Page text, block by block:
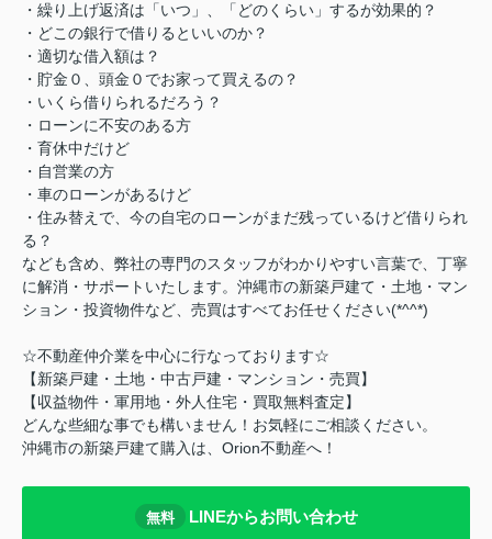
・繰り上げ返済は「いつ」、「どのくらい」するが効果的？
・どこの銀行で借りるといいのか？
・適切な借入額は？
・貯金０、頭金０でお家って買えるの？
・いくら借りられるだろう？
・ローンに不安のある方
・育休中だけど
・自営業の方
・車のローンがあるけど
・住み替えで、今の自宅のローンがまだ残っているけど借りられ
る？
なども含め、弊社の専門のスタッフがわかりやすい言葉で、丁寧
に解消・サポートいたします。沖縄市の新築戸建て・土地・マン
ション・投資物件など、売買はすべてお任せください(*^^*)
☆不動産仲介業を中心に行なっております☆
【新築戸建・土地・中古戸建・マンション・売買】
【収益物件・軍用地・外人住宅・買取無料査定】
どんな些細な事でも構いません！お気軽にご相談ください。
沖縄市の新築戸建て購入は、Orion不動産へ！
無料 LINEからお問い合わせ